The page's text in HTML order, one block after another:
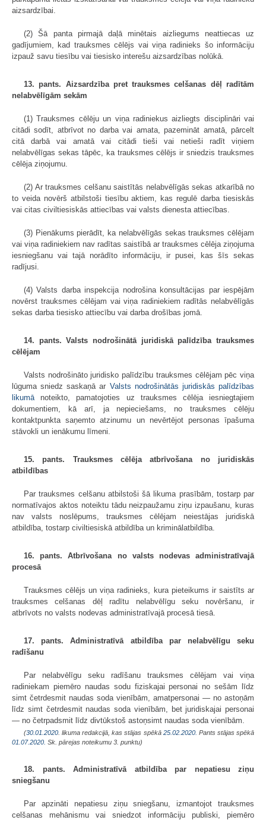
aizsardzībai.
(2) Šā panta pirmajā daļā minētais aizliegums neattiecas uz
gadījumiem, kad trauksmes cēlējs vai viņa radinieks šo informāciju
izpauž savu tiesību vai tiesisko interešu aizsardzības nolūkā.
13. pants. Aizsardzība pret trauksmes celšanas dēļ radītām
nelabvēlīgām sekām
(1) Trauksmes cēlēju un viņa radiniekus aizliegts disciplināri vai
citādi sodīt, atbrīvot no darba vai amata, pazemināt amatā, pārcelt
citā darbā vai amatā vai citādi tieši vai netieši radīt viņiem
nelabvēlīgas sekas tāpēc, ka trauksmes cēlējs ir sniedzis trauksmes
cēlēja ziņojumu.
(2) Ar trauksmes celšanu saistītās nelabvēlīgās sekas atkarībā no
to veida novērš atbilstoši tiesību aktiem, kas regulē darba tiesiskās
vai citas civiltiesiskās attiecības vai valsts dienesta attiecības.
(3) Pienākums pierādīt, ka nelabvēlīgās sekas trauksmes cēlējam
vai viņa radiniekiem nav radītas saistībā ar trauksmes cēlēja ziņojuma
iesniegšanu vai tajā norādīto informāciju, ir pusei, kas šīs sekas
radījusi.
(4) Valsts darba inspekcija nodrošina konsultācijas par iespējām
novērst trauksmes cēlējam vai viņa radiniekiem radītās nelabvēlīgās
sekas darba tiesisko attiecību vai darba drošības jomā.
14. pants. Valsts nodrošinātā juridiskā palīdzība trauksmes
cēlējam
Valsts nodrošināto juridisko palīdzību trauksmes cēlējam pēc viņa
lūguma sniedz saskaņā ar Valsts nodrošinātās juridiskās palīdzības
likumā noteikto, pamatojoties uz trauksmes cēlēja iesniegtajiem
dokumentiem, kā arī, ja nepieciešams, no trauksmes cēlēju
kontaktpunkta saņemto atzinumu un nevērtējot personas īpašuma
stāvokli un ienākumu līmeni.
15. pants. Trauksmes cēlēja atbrīvošana no juridiskās
atbildības
Par trauksmes celšanu atbilstoši šā likuma prasībām, tostarp par
normatīvajos aktos noteiktu tādu neizpaužamu ziņu izpaušanu, kuras
nav valsts noslēpums, trauksmes cēlējam neiestājas juridiskā
atbildība, tostarp civiltiesiskā atbildība un kriminālatbildība.
16. pants. Atbrīvošana no valsts nodevas administratīvajā
procesā
Trauksmes cēlējs un viņa radinieks, kura pieteikums ir saistīts ar
trauksmes celšanas dēļ radītu nelabvēlīgu seku novēršanu, ir
atbrīvots no valsts nodevas administratīvajā procesā tiesā.
17. pants. Administratīvā atbildība par nelabvēlīgu seku
radīšanu
Par nelabvēlīgu seku radīšanu trauksmes cēlējam vai viņa
radiniekam piemēro naudas sodu fiziskajai personai no sešām līdz
simt četrdesmit naudas soda vienībām, amatpersonai — no astoņām
līdz simt četrdesmit naudas soda vienībām, bet juridiskajai personai
— no četrpadsmit līdz divtūkstoš astoņsimt naudas soda vienībām.
(30.01.2020 . likuma redakcijā, kas stājas spēkā 25.02.2020. Pants stājas spēkā
01.07.2020. Sk. pārejas noteikumu 3. punktu)
18. pants. Administratīvā atbildība par nepatiesu ziņu
sniegšanu
Par apzināti nepatiesu ziņu sniegšanu, izmantojot trauksmes
celšanas mehānismu vai sniedzot informāciju publiski, piemēro